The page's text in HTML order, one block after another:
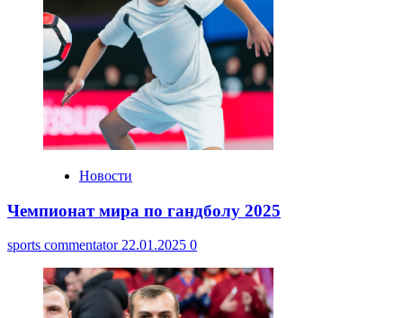
Новости
Чемпионат мира по гандболу 2025
sports commentator22.01.2025 0